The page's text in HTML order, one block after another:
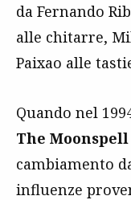
da Fernando
alle chitarre,
Paixao alle
Quando nel
The Moonspell
cambiamento
influenze